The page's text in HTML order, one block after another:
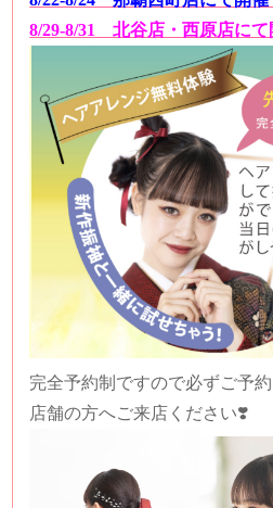
8/29-8/31 北谷店・西原店にて
完全予約制ですので必ずご予
店舗の方へご来店ください❣️